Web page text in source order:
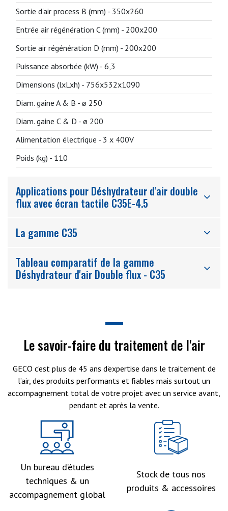
Sortie d'air process B (mm) - 350x260
Entrée air régénération C (mm) - 200x200
Sortie air régénération D (mm) - 200x200
Puissance absorbée (kW) - 6,3
Dimensions (lxLxh) - 756x532x1090
Diam. gaine A & B - ø 250
Diam. gaine C & D - ø 200
Alimentation électrique - 3 x 400V
Poids (kg) - 110
Applications pour Déshydrateur d'air double
flux avec écran tactile C35E-4.5
La gamme C35
Tableau comparatif de la gamme
Déshydrateur d'air Double flux - C35
Le savoir-faire du traitement de l'air
GECO c’est plus de 45 ans d’expertise dans le traitement de
l’air, des produits performants et fiables mais surtout un
accompagnement total de votre projet avec un service avant,
pendant et après la vente.
Un bureau d’études
techniques & un
accompagnement global
Stock de tous nos
produits & accessoires